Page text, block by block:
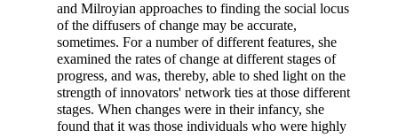
and Milroyian approaches to finding the social locus
of the diffusers of change may be accurate,
sometimes. For a number of different features, she
examined the rates of change at different stages of
progress, and was, thereby, able to shed light on the
strength of innovators' network ties at those different
stages. When changes were in their infancy, she
found that it was those individuals who were highly